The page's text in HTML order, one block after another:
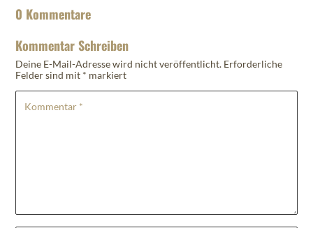
0 Kommentare
Kommentar Schreiben
Deine E-Mail-Adresse wird nicht veröffentlicht. Erforderliche
Felder sind mit * markiert